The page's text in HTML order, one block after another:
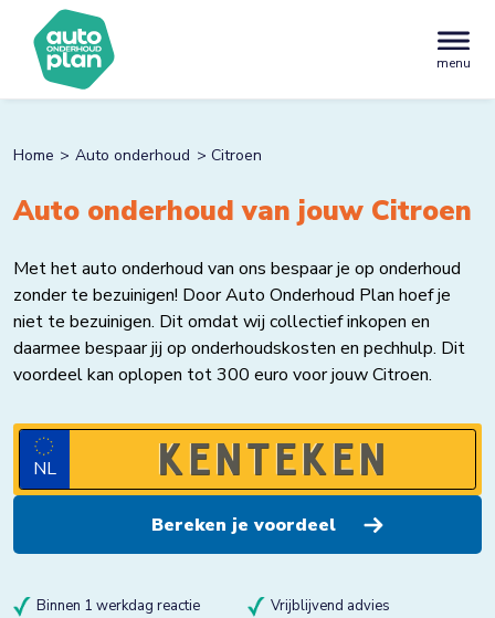
menu
Home Auto onderhoud Citroen
Auto onderhoud van jouw Citroen
Met het auto onderhoud van ons bespaar je op onderhoud
zonder te bezuinigen! Door Auto Onderhoud Plan hoef je
niet te bezuinigen. Dit omdat wij collectief inkopen en
daarmee bespaar jij op onderhoudskosten en pechhulp. Dit
voordeel kan oplopen tot 300 euro voor jouw Citroen.
NL
Binnen 1 werkdag reactie Vrijblijvend advies